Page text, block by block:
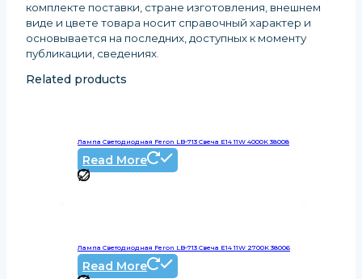
комплекте поставки, стране изготовления, внешнем
виде и цвете товара носит справочный характер и
основывается на последних, доступных к моменту
публикации, сведениях.
Related products
Лампа Светодиодная Feron LB-713 Свеча E14 11W 4000K 38008
Read More
Лампа Светодиодная Feron LB-713 Свеча E14 11W 2700K 38006
Read More